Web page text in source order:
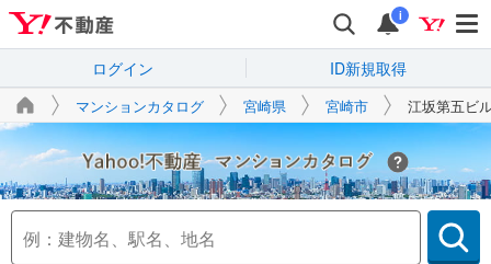
i
ログイン ID新規取得
マンションカタログ 宮崎県 宮崎市 江坂第五ビ
Yahoo!不動産